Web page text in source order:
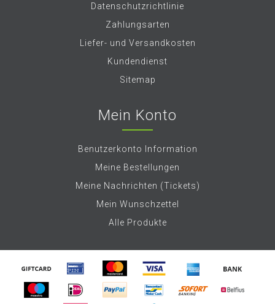
Datenschutzrichtlinie
Zahlungsarten
Liefer- und Versandkosten
Kundendienst
Sitemap
Mein Konto
Benutzerkonto Information
Meine Bestellungen
Meine Nachrichten (Tickets)
Mein Wunschzettel
Alle Produkte